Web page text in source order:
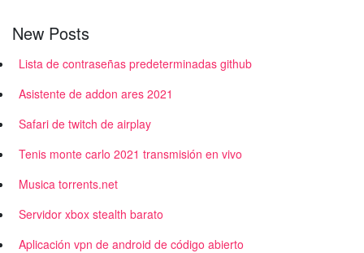
New Posts
Lista de contraseñas predeterminadas github
Asistente de addon ares 2021
Safari de twitch de airplay
Tenis monte carlo 2021 transmisión en vivo
Musica torrents.net
Servidor xbox stealth barato
Aplicación vpn de android de código abierto